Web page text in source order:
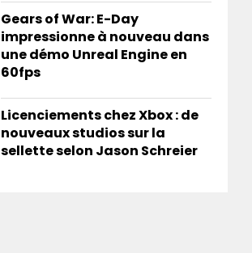
Gears of War: E-Day
impressionne à nouveau dans
une démo Unreal Engine en
60fps
Licenciements chez Xbox : de
nouveaux studios sur la
sellette selon Jason Schreier